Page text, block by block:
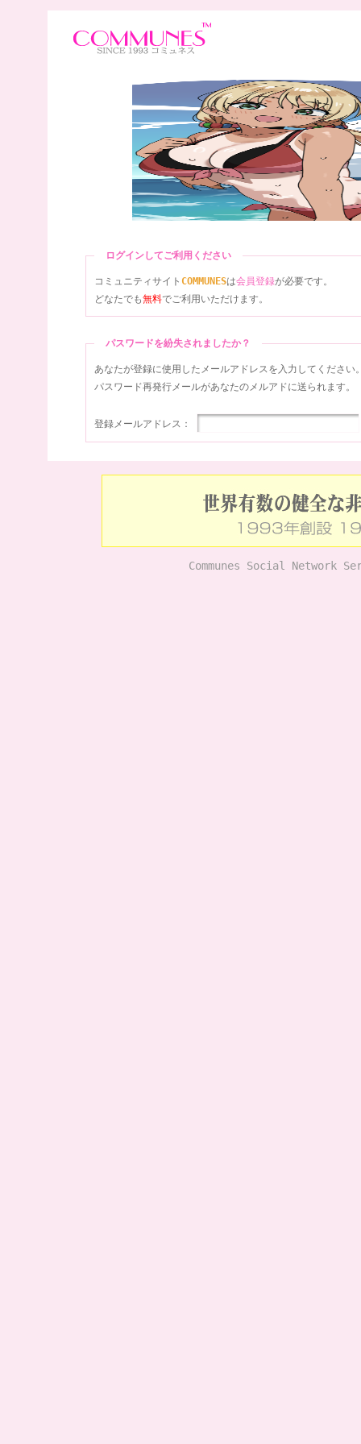
ログインしてご利用ください
コミュニティサイト COMMUNESは会員登録が必要です。
どなたでも無料でご利用いただけます。
パスワードを紛失されましたか？
あなたが登録に使用したメールアドレスを入力してください
パスワード再発行メールがあなたのメルアドに送られます。
登録メールアドレス：
Communes Social Network